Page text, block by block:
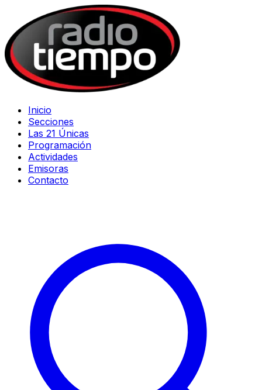
Inicio
Secciones
Las 21 Únicas
Programación
Actividades
Emisoras
Contacto